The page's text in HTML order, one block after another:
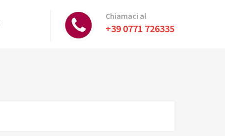
Chiamaci al
+39 0771 726335